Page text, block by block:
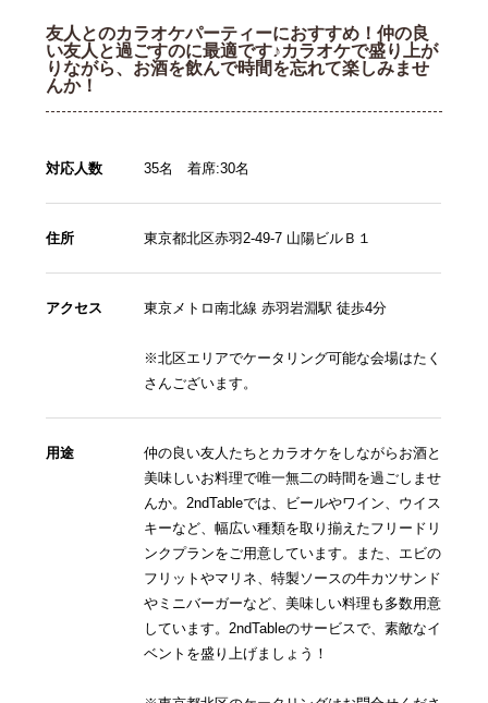
友人とのカラオケパーティーにおすすめ！仲の良
い友人と過ごすのに最適です♪カラオケで盛り上が
りながら、お酒を飲んで時間を忘れて楽しみませ
んか！
対応人数 35名 着席:30名
住所 東京都北区赤羽2-49-7 山陽ビルＢ１
アクセス 東京メトロ南北線 赤羽岩淵駅 徒歩4分
※北区エリアでケータリング可能な会場はたく
さんございます。
用途
仲の良い友人たちとカラオケをしながらお酒と
美味しいお料理で唯一無二の時間を過ごしませ
んか。2ndTableでは、ビールやワイン、ウイス
キーなど、幅広い種類を取り揃えたフリードリ
ンクプランをご用意しています。また、エビの
フリットやマリネ、特製ソースの牛カツサンド
やミニバーガーなど、美味しい料理も多数用意
しています。2ndTableのサービスで、素敵なイ
ベントを盛り上げましょう！